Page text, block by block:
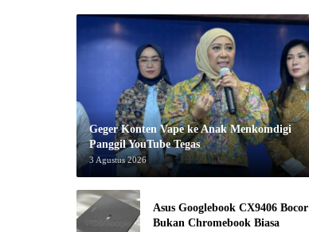
Geger Konten Vape ke Anak Menkomdigi
Panggil YouTube Tegas
3 Agustus 2026
Asus Googlebook CX9406 Bocor
Bukan Chromebook Biasa